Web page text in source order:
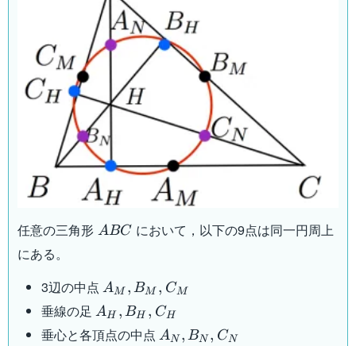
任意の三角形 ABC
A BC において，以下の9点は同一円周上
にある。
3辺の中点A_M,B_M,C_M
AM , BM , CM
垂線の足A_H,B_H,C_H
AH , BH , CH
垂心と各頂点の中点A_N,B_N,C_N
AN , BN , CN